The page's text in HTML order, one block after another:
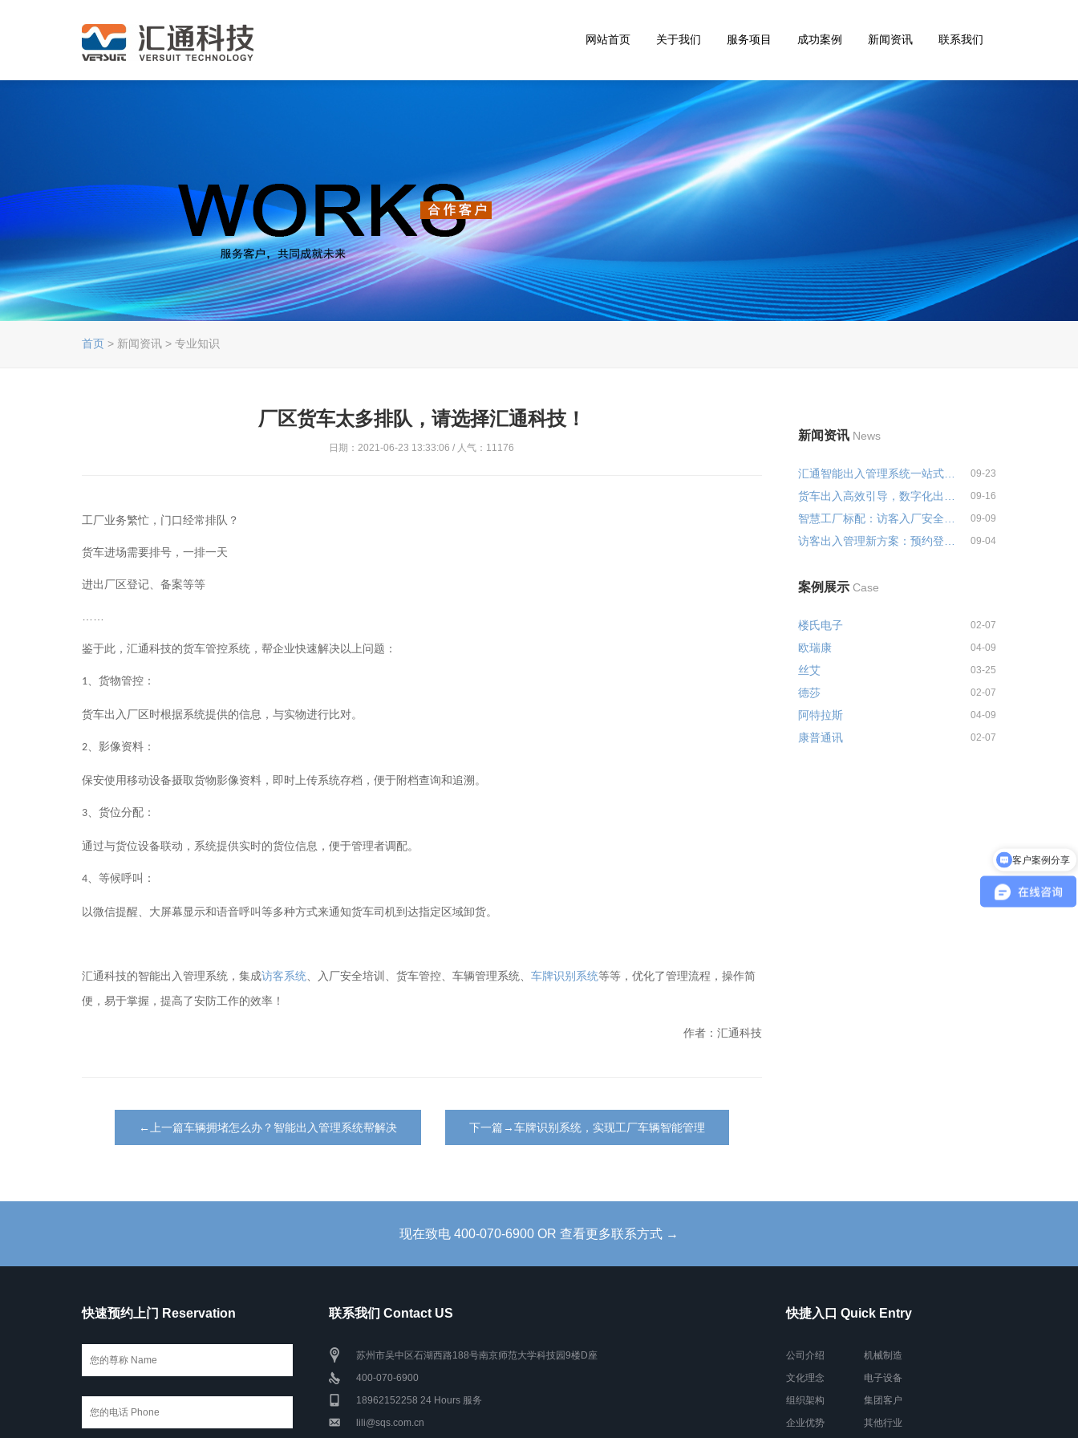
网站首页 关于我们 服务项目 成功案例 新闻资讯 联系我们
首页 > 新闻资讯 > 专业知识
厂区货车太多排队，请选择汇通科技！
日期：2021-06-23 13:33:06 / 人气：11176
工厂业务繁忙，门口经常排队？
货车进场需要排号，一排一天
进出厂区登记、备案等等
鉴于此，汇通科技的货车管控系统，帮企业快速解决以上问题：
1、货物管控：
货车出入厂区时根据系统提供的信息，与实物进行比对。
2、影像资料：
保安使用移动设备摄取货物影像资料，即时上传系统存档，便于附档查询和追溯。
3、货位分配：
通过与货位设备联动，系统提供实时的货位信息，便于管理者调配。
4、等候呼叫：
以微信提醒、大屏幕显示和语音呼叫等多种方式来通知货车司机到达指定区域卸货。
汇通科技的智能出入管理系统，集成访客系统 、入厂安全培训、货车管控、车辆管理系统、 车牌识别系统等等，优化了管理流程，操作简
便，易于掌握，提高了安防工作的效率！
作者：汇通科技
←上一篇车辆拥堵怎么办？智能出入管理系统帮解决 下一篇→车牌识别系统，实现工厂车辆智能管理
新闻资讯 News
汇通智能出入管理系统一站式解决... 09-23
09-16
09-09
09-04
案例展示 Case
楼氏电子 02-07
欧瑞康 04-09
丝艾 03-25
德莎 02-07
阿特拉斯 04-09
康普通讯 02-07
现在致电 400-070-6900 OR 查看更多联系方式 →
快速预约上门 Reservation 联系我们 Contact US
苏州市吴中区石湖西路188号南京师范大学科技园9楼D座
400-070-6900
18962152258 24 Hours 服务
lili@sqs.com.cn
快捷入口 Quick Entry
公司介绍
文化理念
组织架构
企业优势
机械制造
电子设备
集团客户
其他行业
客户案例分享